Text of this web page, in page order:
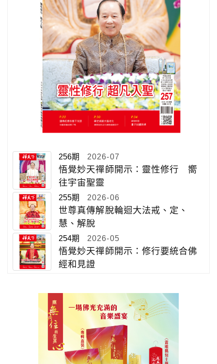
256期 2026-07
悟覺妙天禪師開示：靈性修行 嚮
往宇宙聖靈
255期 2026-06
世尊真傳解脫輪迴大法戒、定、
慧、解脫
254期 2026-05
悟覺妙天禪師開示：修行要統合佛
經和見證